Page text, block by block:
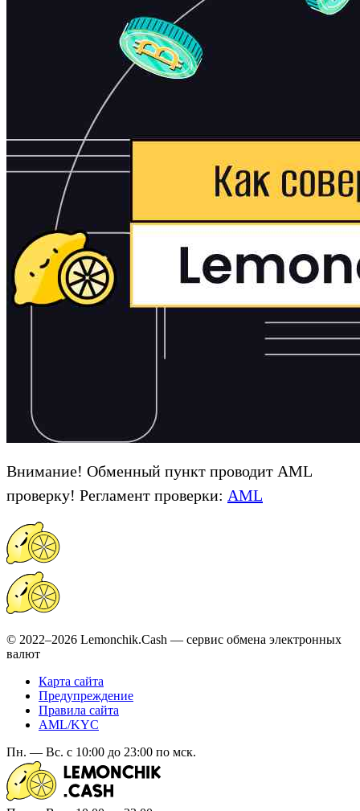
Внимание! Обменный пункт проводит AML
проверку! Регламент проверки: AML
© 2022–2026 Lemonchik.Cash — сервис обмена электронных
валют
Карта сайта
Предупреждение
Правила сайта
AML/KYC
Пн. — Вс. с 10:00 до 23:00 по мск.